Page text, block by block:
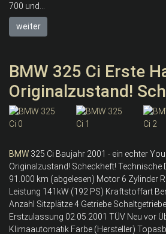
700 und...
weiter
BMW 325 Ci Erste
Originalzustand!
BMW 325 Ci Baujahr 2001 - ein echter
Originalzustand! Scheckheft! Technische
91.000 km (abgelesen) Motor 6 Zylinder
Leistung 141kW (192 PS) Kraftstoffart
Anzahl Sitzplätze 4 Getriebe
Erstzulassung 02.05.2001 TÜV Neu vor
Klimaautomatik Farbe (Hersteller)